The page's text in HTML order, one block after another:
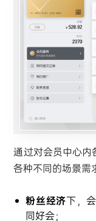
通过对会员中心内
各种不同的场景需
粉丝经济下，
同好会；